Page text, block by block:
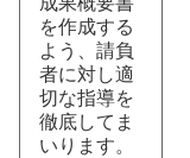
を作成する
よう、請負
者に対し適
切な指導を
徹底してま
いります。